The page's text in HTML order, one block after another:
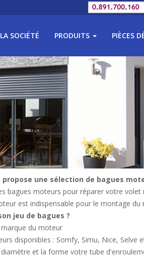
LA SOCIÉTÉ PRODUITS PIÈCES
propose une sélection de bagues
bagues moteurs pour réparer votre
est indispensable pour le montage du
jeu de bagues ?
du moteur
disponibles : Somfy, Simu, Nice, Selve
et la forme votre tube